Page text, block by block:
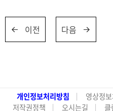
이전 다음
개인정보처리방침 영상정
저작권정책
오시는길